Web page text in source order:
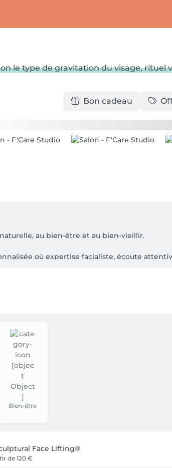
le type de gravitation du visage,
Bon cadeau
au bien-être et au bien-vieillir.
où expertise facialiste, écoute
Face Yoga, Face Taping, rituels ventre et
de la peau, les tensions musculaires, la
entraîner la facturation de la prestation
Bien-être
Face Lifting®
de120 €